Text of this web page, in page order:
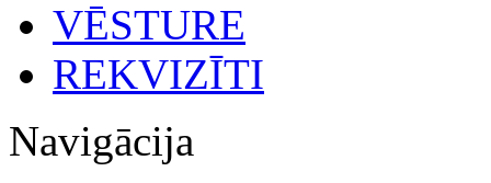
VĒSTURE
REKVIZĪTI
Navigācija